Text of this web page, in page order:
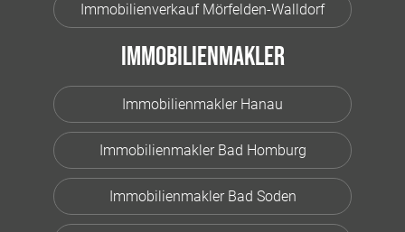
Immobilienverkauf Mörfelden-Walldorf
Immobilienmakler
Immobilienmakler Hanau
Immobilienmakler Bad Homburg
Immobilienmakler Bad Soden